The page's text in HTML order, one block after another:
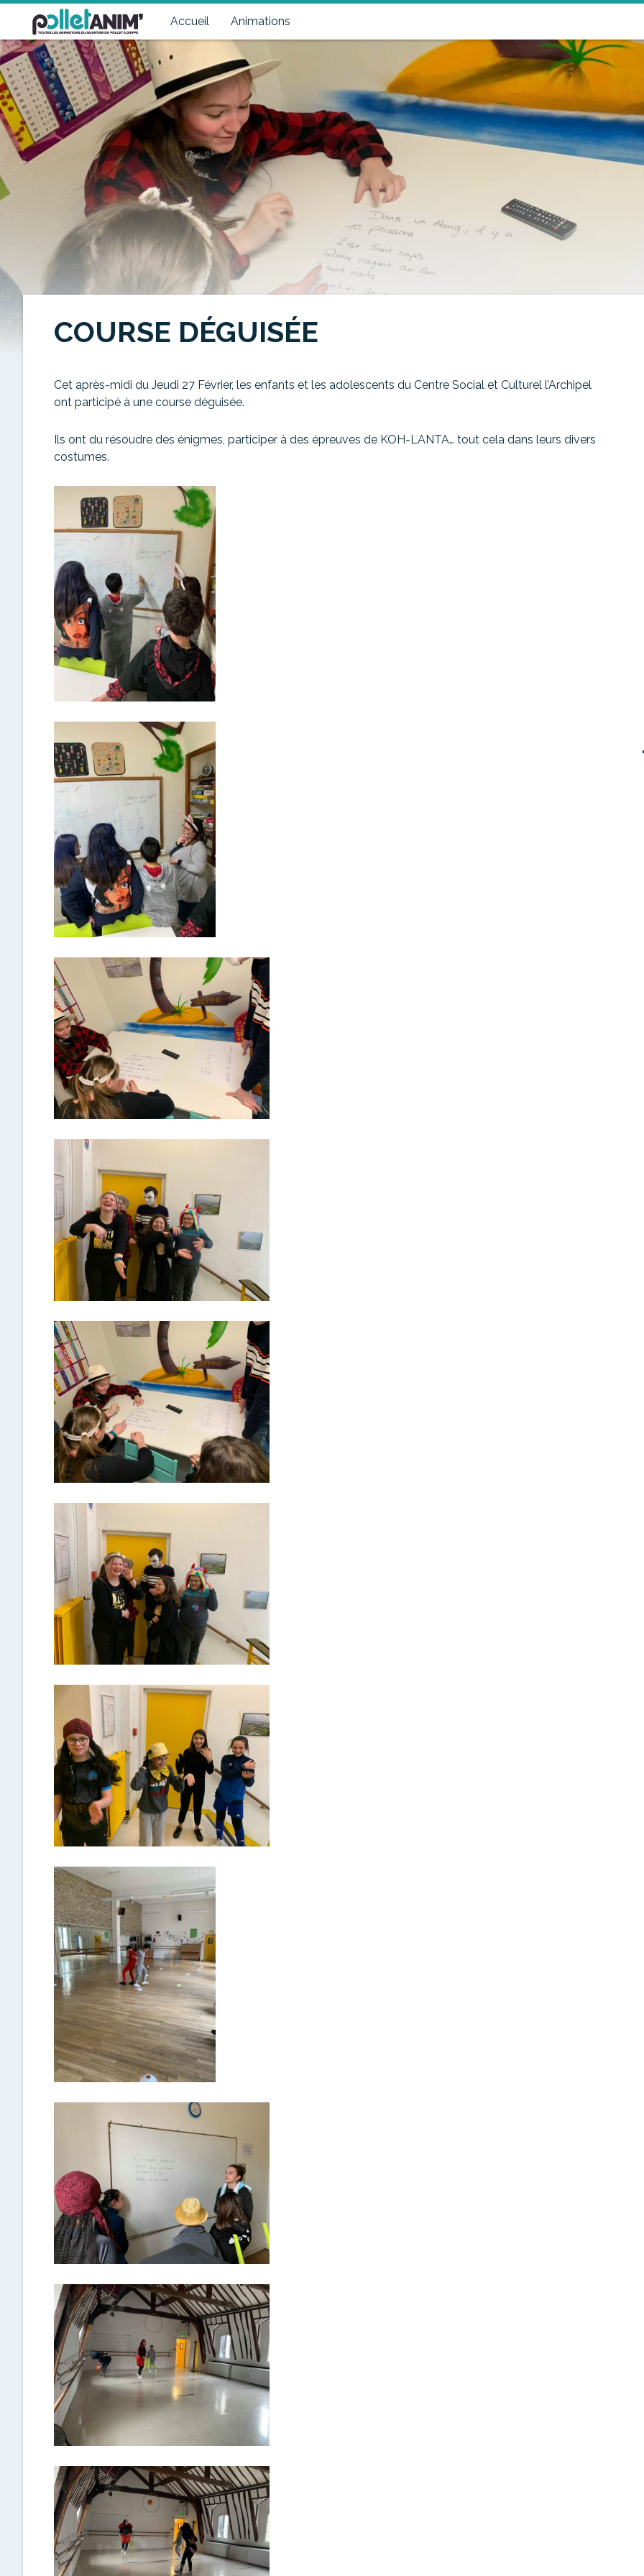
Accueil Animations
Pollet Anim'
Toutes les animations du quartier du Pollet à Dieppe
COURSE DÉGUISÉE
Cet après-midi du Jeudi 27 Février, les enfants et les adolescents du Centre Social et Culturel l’Archipel
ont participé à une course déguisée.
Ils ont du résoudre des énigmes, participer à des épreuves de KOH-LANTA… tout cela dans leurs divers
costumes.